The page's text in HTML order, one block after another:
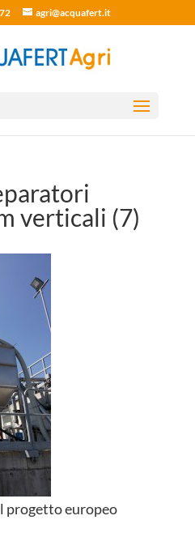
agri@acquafert.it
verticali (7)
progetto europeo